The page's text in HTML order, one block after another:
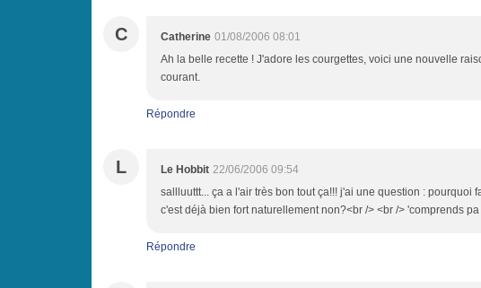
C Catherine 01/08/2006 08:01
Ah la belle recette ! J'adore les courgettes, voici une nouvelle
courant.
Répondre
L Le Hobbit 22/06/2006 09:54
sallluuttt... ça a l'air très bon tout ça!!! j'ai une question :
c'est déjà bien fort naturellement non?<br /> <br /> 'comprends pa
Répondre